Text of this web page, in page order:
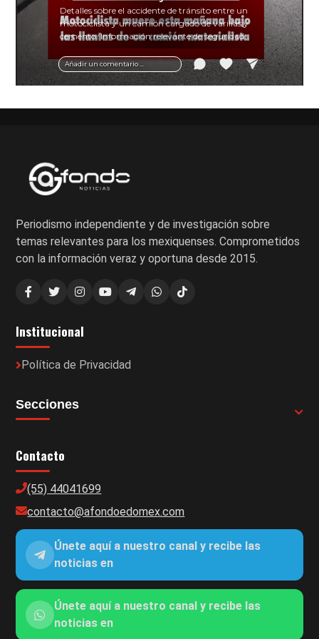
Añadir un comentario ...
Detalles sobre el accidente de tránsito entre un
motociclista y un camión cargado de varillas y
cemento. Información relevante de seguridad
vial y recomendaciones para motociclistas.
Periodismo independiente y de investigación sobre
temas relevantes para los mexiquenses. Comprometidos
con la información veraz y oportuna desde 2015.
Institucional
Política de Privacidad
Secciones
Contacto
(55) 44041699
contacto@afondoedomex.com
Únete aquí a nuestro canal y recibe las
noticias en
Únete aquí a nuestro canal y recibe las
noticias en